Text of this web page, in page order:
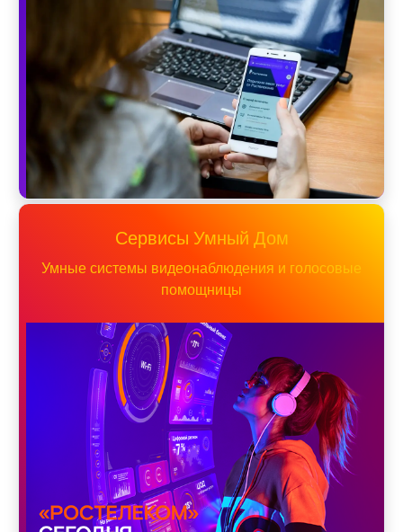
Сервисы Умный Дом
Умные системы видеонаблюдения и голосовые
помощницы